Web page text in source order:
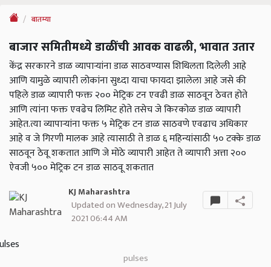
बातम्या
बाजार समितीमध्ये डाळींची आवक वाढली, भावात उतार
केंद्र सरकारने डाळ व्यापाऱ्यांना डाळ साठवण्यास शिथिलता दिलेली आहे
आणि यामुळे व्यापारी लोकांना सुध्दा याचा फायदा झालेला आहे जसे की
पहिले डाळ व्यापारी फक्त २०० मेट्रिक टन एवढी डाळ साठवून ठेवत होते
आणि त्यांना फक्त एवढेच लिमिट होते तसेच जे किरकोळ डाळ व्यापारी
आहेत.त्या व्यापाऱ्यांना फक्त ५ मेट्रिक टन डाळ साठवणे एवढाच अधिकार
आहे व जे गिरणी मालक आहे त्यासाठी ते डाळ ६ महिन्यांसाठी ५० टक्के डाळ
साठवून ठेवू शकतात आणि जे मोठे व्यापारी आहेत ते व्यापारी अत्ता २००
ऐवजी ५०० मेट्रिक टन डाळ साठवू शकतात
KJ Maharashtra
Updated on Wednesday, 21 July
2021 06:44 AM
pulses